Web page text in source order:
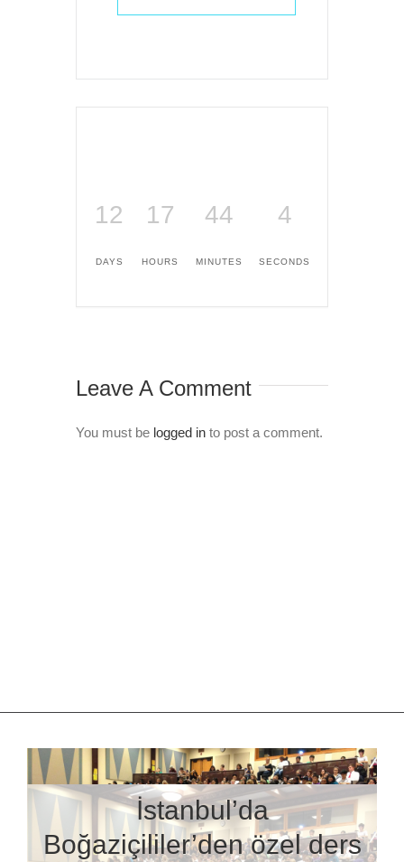
12
DAYS
17
HOURS
44
MINUTES
4
SECONDS
Leave A Comment
You must be logged in to post a comment.
İstanbul’da
Boğaziçililer’den özel ders